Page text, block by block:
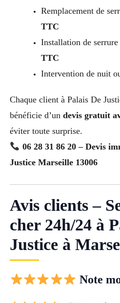
Remplacement de
TTC
Installation de
TTC
Intervention de nuit
Chaque client à Palais De
bénéficie d’un devis gratuit
éviter toute surprise.
06 28 31 86 20 – Devis
Justice Marseille 13006
Avis clients –
cher 24h/24 à
Justice à
Note